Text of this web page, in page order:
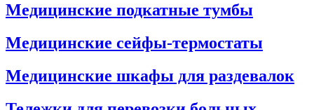
Медицинские подкатные тумбы
Медицинские сейфы-термостаты
Медицинские шкафы для раздевалок